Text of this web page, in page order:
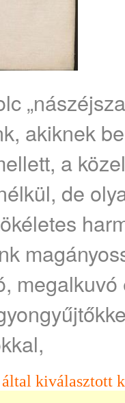
akiknek
a
de
kiválasztott